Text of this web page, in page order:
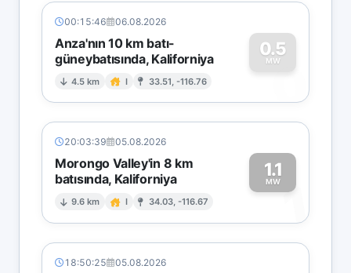
00:15:46 06.08.2026
Anza'nın 10 km batı-
güneybatısında, Kaliforniya
4.5 km I 33.51, -116.76
0.5
MW
0
20:03:39 05.08.2026
Morongo Valley'in 8 km
batısında, Kaliforniya
9.6 km I 34.03, -116.67
1.1
MW1
18:50:25 05.08.2026